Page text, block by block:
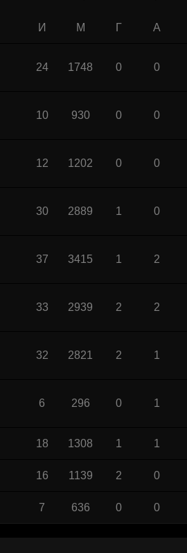
И М Г А
24 1748 0 0
10 930 0 0
12 1202 0 0
30 2889 1 0
37 3415 1 2
33 2939 2 2
32 2821 2 1
6 296 0 1
18 1308 1 1
16 1139 2 0
7 636 0 0